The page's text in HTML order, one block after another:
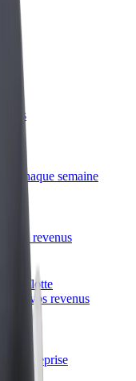
chaque semaine
vos revenus
de flotte
vos revenus
entreprise